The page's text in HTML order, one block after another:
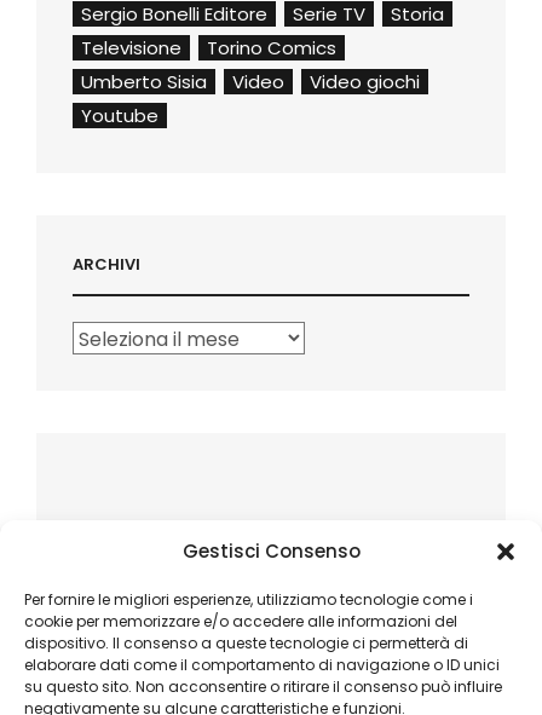
Gestisci Consenso
Per fornire le migliori esperienze, utilizziamo tecnologie come i
cookie per memorizzare e/o accedere alle informazioni del
dispositivo. Il consenso a queste tecnologie ci permetterà di
elaborare dati come il comportamento di navigazione o ID unici
su questo sito. Non acconsentire o ritirare il consenso può influire
negativamente su alcune caratteristiche e funzioni.
Sergio Bonelli Editore
Serie TV
Storia
Televisione
Torino Comics
Umberto Sisia
Video
Video giochi
Youtube
ARCHIVI
Archivi